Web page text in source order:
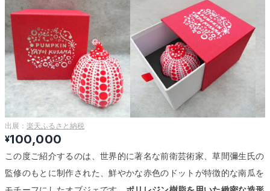
出展： 楽天ふるさと納税
¥100,000
この度ご紹介するのは、世界的に著名な前衛芸術家、草間彌生氏の
監修のもとに制作された、鮮やかな赤色のドットが特徴的な南瓜を